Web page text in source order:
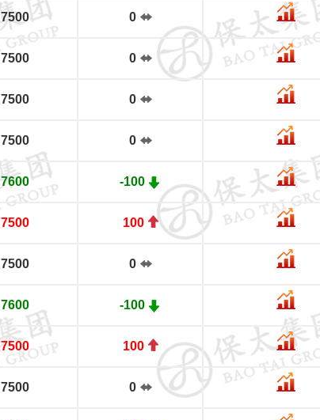
7500 0
7500 0
7500 0
7500 0
7600 -100
7500 100
7500 0
7600 -100
7500 100
7500 0